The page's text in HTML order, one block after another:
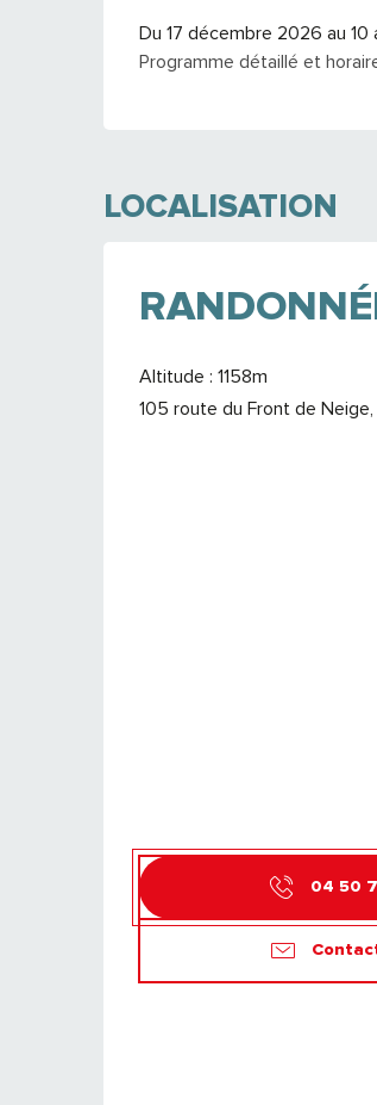
Du 17 décembre 2026 au
Programme détaillé et
LOCALISATION
Altitude : 1158m
105 route du Front de
04 50